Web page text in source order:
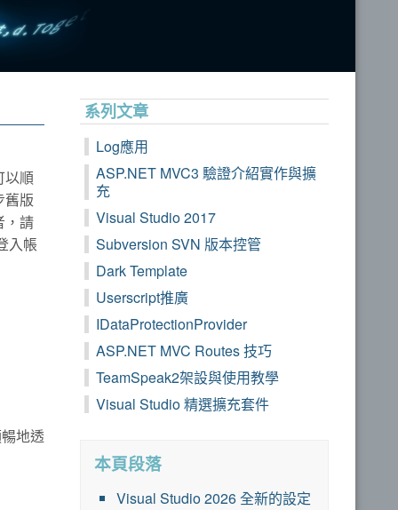
以順
舊版
，請
入帳
地透
系列文章
Log應用
ASP.NET MVC3 驗證介紹實作與擴
充
Visual Studio 2017
Subversion SVN 版本控管
Dark Template
Userscript推廣
IDataProtectionProvider
ASP.NET MVC Routes 技巧
TeamSpeak2架設與使用教學
Visual Studio 精選擴充套件
本頁段落
Visual Studio 2026 全新的設定